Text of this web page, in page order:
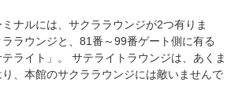
ナルには、サクララウンジが2つ有りま
ラウンジと、81番～99番ゲート側に有る
テライト」。 サテライトラウンジは、あくま
、本館のサクララウンジには敵いませんで